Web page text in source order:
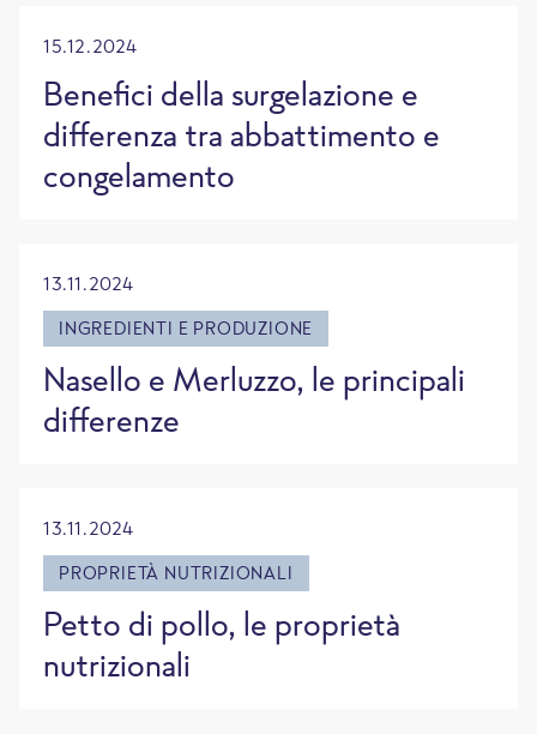
15.12.2024
Benefici della surgelazione e
differenza tra abbattimento e
congelamento
13.11.2024
INGREDIENTI E PRODUZIONE
Nasello e Merluzzo, le principali
differenze
13.11.2024
PROPRIETÀ NUTRIZIONALI
Petto di pollo, le proprietà
nutrizionali